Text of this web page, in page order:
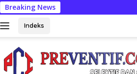
Breaking News DIGREBEK SAAT
Indeks